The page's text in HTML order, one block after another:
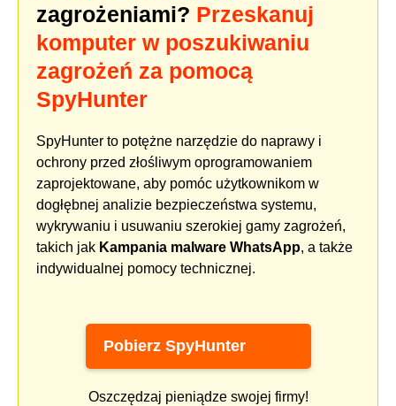
zagrożeniami? Przeskanuj
komputer w poszukiwaniu
zagrożeń za pomocą
SpyHunter
SpyHunter to potężne narzędzie do naprawy i
ochrony przed złośliwym oprogramowaniem
zaprojektowane, aby pomóc użytkownikom w
dogłębnej analizie bezpieczeństwa systemu,
wykrywaniu i usuwaniu szerokiej gamy zagrożeń,
takich jak Kampania malware WhatsApp, a także
indywidualnej pomocy technicznej.
Pobierz SpyHunter
Oszczędzaj pieniądze swojej firmy!